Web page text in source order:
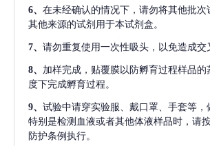
6、 在未经确认的情况下，请勿将其他批次
其他来源的试剂用于本试剂盒。
7、 请勿重复使用一次性吸头，以免造成交
8、 加样完成，贴覆膜以防孵育过程样品的
度下完成孵育过程。
9、 试验中请穿实验服、戴口罩、手套等，
特别是检测血液或者其他体液样品时，请
防护条例执行。